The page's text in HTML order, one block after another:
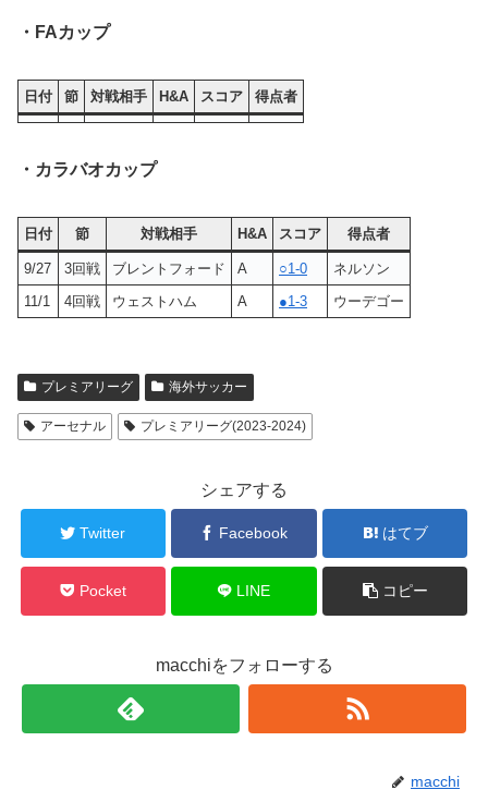
・FAカップ
日付 節 対戦相手 H&A スコア 得点者
・カラバオカップ
日付 節 対戦相手 H&A スコア 得点者
9/27 3回戦 ブレントフォード A ○1-0
ネルソン
11/1
4回戦 ウェストハム A ●1-3 ウーデゴー
プレミアリーグ 海外サッカー
アーセナル プレミアリーグ(2023-2024)
シェアする
Twitter Facebook はてブ
Pocket LINE コピー
macchiをフォローする
macchi